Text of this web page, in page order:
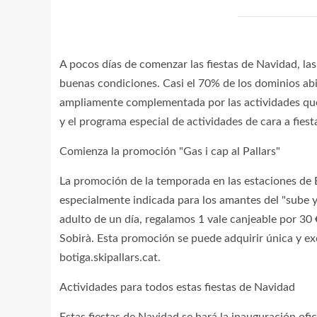
A pocos días de comenzar las fiestas de Navidad,
buenas condiciones. Casi el 70% de los dominios
ampliamente complementada por las actividades
y el programa especial de actividades de cara a
Comienza la promoción "Gas i cap al Pallars"
La promoción de la temporada en las estaciones
especialmente indicada para los amantes del
adulto de un día, regalamos 1 vale canjeable por
Sobirà. Esta promoción se puede adquirir única y
botiga.skipallars.cat.
Actividades para todos estas fiestas de Navidad